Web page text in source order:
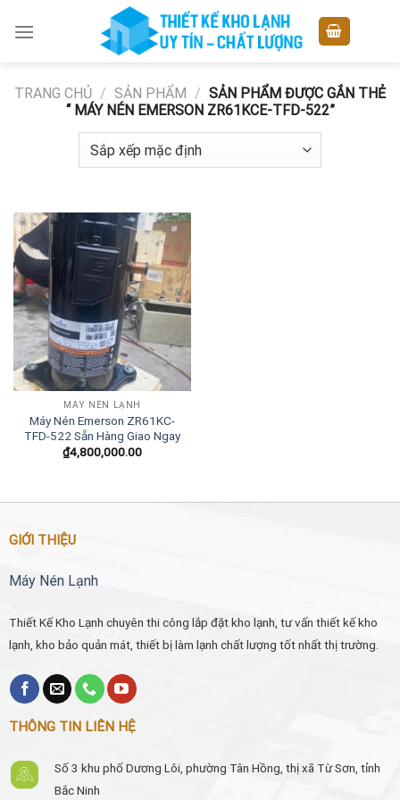
TRANG CHỦ / SẢN PHẨM / SẢN PHẨM ĐƯỢC GẮN THẺ
“ MÁY NÉN EMERSON ZR61KCE-TFD-522”
MÁY NÉN LẠNH
Máy Nén Emerson ZR61KC-
TFD-522 Sẵn Hàng Giao Ngay
₫4,800,000.00
GIỚI THIỆU
Máy Nén Lạnh
Thiết Kế Kho Lạnh chuyên thi công lắp đặt kho lạnh, tư vấn thiết kế kho
lạnh, kho bảo quản mát, thiết bị làm lạnh chất lượng tốt nhất thị trường.
THÔNG TIN LIÊN HỆ
Số 3 khu phố Dương Lôi, phường Tân Hồng, thị xã Từ Sơn, tỉnh
Bắc Ninh